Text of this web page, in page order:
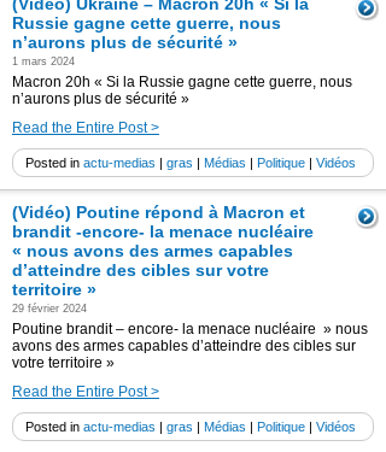
Russie gagne cette guerre, nous
n’aurons plus de sécurité »
1 mars 2024
Macron 20h « Si la Russie gagne cette guerre, nous
n’aurons plus de sécurité »
Read the Entire Post >
Posted in actu-medias | gras | Médias | Politique | Vidéos
(Vidéo) Poutine répond à Macron et
brandit -encore- la menace nucléaire
« nous avons des armes capables
d’atteindre des cibles sur votre
territoire »
29 février 2024
Poutine brandit – encore- la menace nucléaire » nous
avons des armes capables d’atteindre des cibles sur
votre territoire »
Read the Entire Post >
Posted in actu-medias | gras | Médias | Politique | Vidéos